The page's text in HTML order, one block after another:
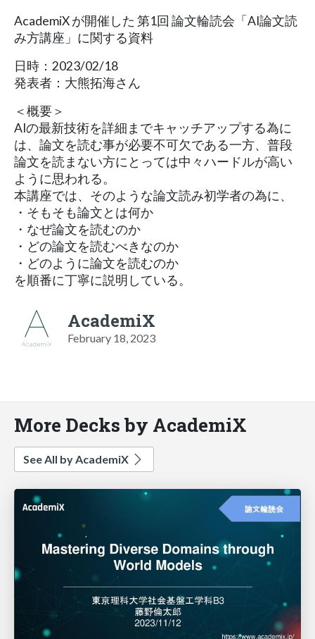
AcademiX が開催した 第1回 論文輪読会「AI論文読
み方講座」に関する資料
日時：2023/02/18
発表者：大熊拓海さん
＜概要＞
AIの最新技術を詳細までキャッチアップする為に
は、論文を読む事が必要不可欠である一方、普段
論文を読まない方にとっては中々ハードルが高い
ように思われる。
本講座では、そのような論文読み初学者の為に、
・そもそも論文とは何か
・なぜ論文を読むのか
・どの論文を読むべきなのか
・どのように論文を読むのか
を順番に丁寧に説明している。
AcademiX
February 18, 2023
More Decks by AcademiX
See All by AcademiX